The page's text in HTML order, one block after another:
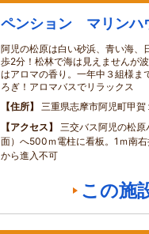
ペンション マリン
阿児の松原は白い砂浜、青い海、
歩2分！松林で海は見えませんが
はアロマの香り。一年中３組様ま
ろぎ！アロマバスでリラックス
住所
三重県志摩市阿児町甲賀
アクセス
三交バス阿児の松
面）へ500ｍ電柱に看板。1ｍ南
から進入不可
この施